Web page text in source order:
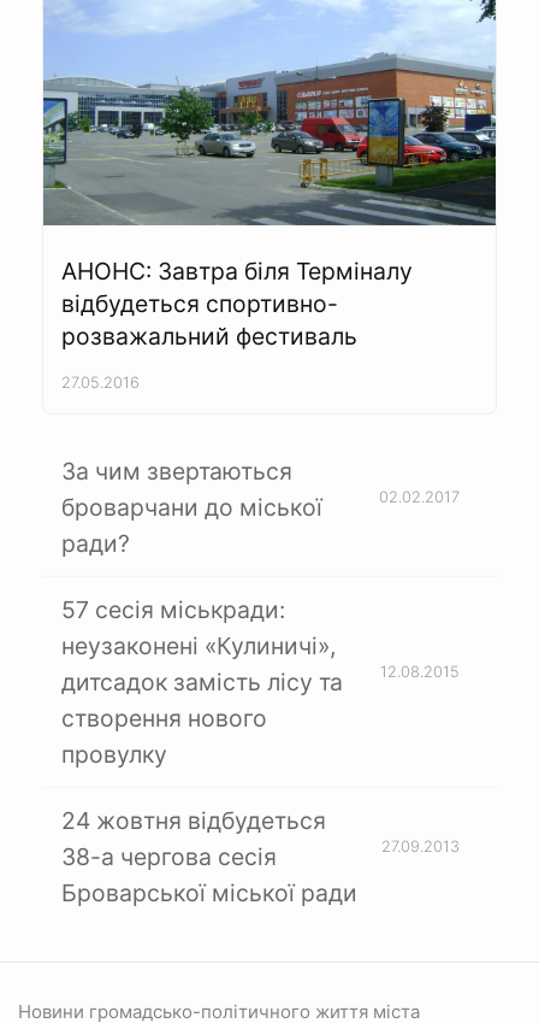
АНОНС: Завтра біля Терміналу
відбудеться спортивно-
розважальний фестиваль
27.05.2016
За чим звертаються
броварчани до міської
ради?
02.02.2017
57 сесія міськради:
неузаконені «Кулиничі»,
дитсадок замість лісу та
створення нового
провулку
12.08.2015
24 жовтня відбудеться
38-а чергова сесія
Броварської міської ради
27.09.2013
Новини громадсько-політичного життя міста